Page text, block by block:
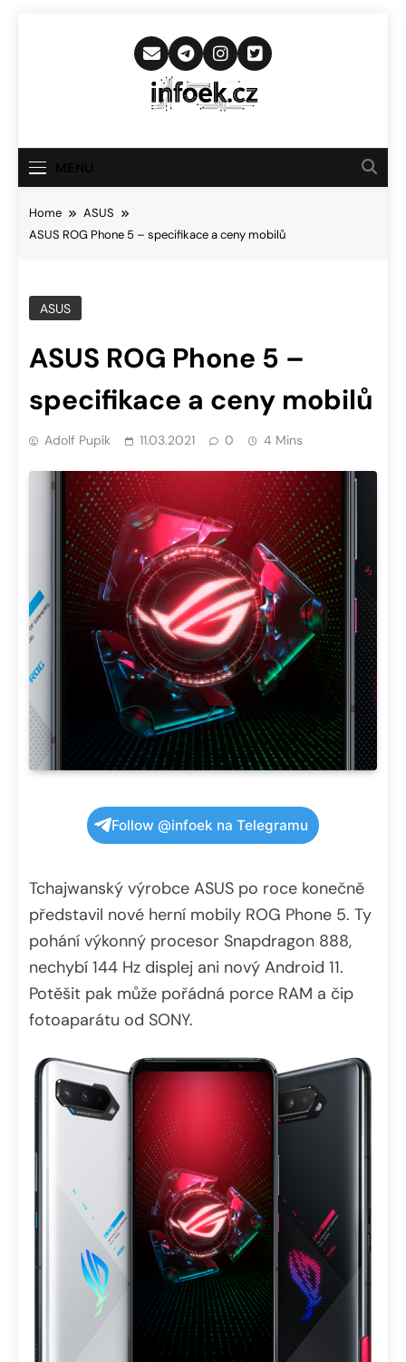
Infoek.cz
Novinkám
Home
ASUS
ASUS ROG Phone 5 – specifikace a ceny mobilů
ASUS
ASUS ROG Phone 5 –
specifikace a ceny mobilů
Adolf Pupík 11.03.2021 0 4 Mins
Follow @infoek na Telegramu
Tchajwanský výrobce ASUS po roce konečně
představil nové herní mobily ROG Phone 5. Ty
pohání výkonný procesor Snapdragon 888,
nechybí 144 Hz displej ani nový Android 11.
Potěšit pak může pořádná porce RAM a čip
fotoaparátu od SONY.